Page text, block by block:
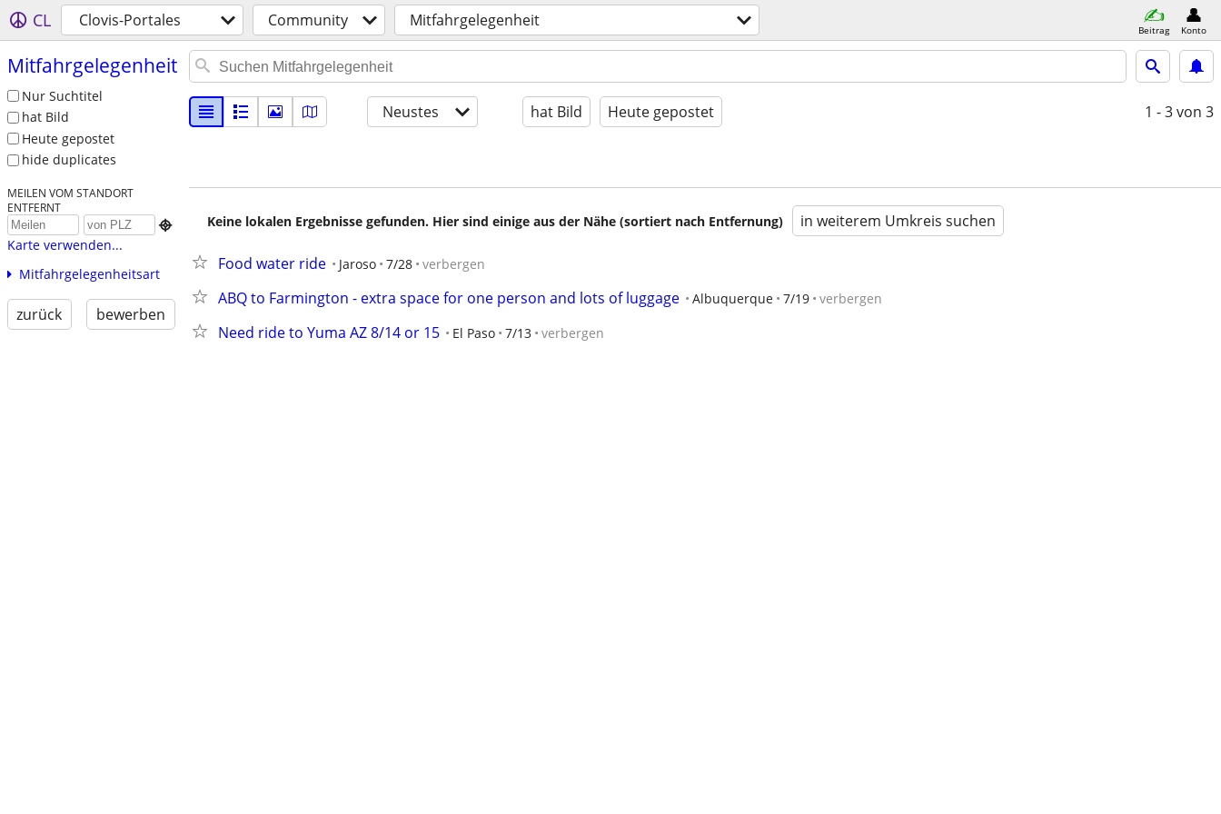
CL Clovis-Portales Community Mitfahrgelegenheit Beitrag Konto
Mitfahrgelegenheit
Nur Suchtitel
hat Bild
Heute gepostet
hide duplicates
MEILEN VOM STANDORT
ENTFERNT

Karte verwenden...
Mitfahrgelegenheitsart
zurück bewerben
Neustes hat Bild Heute gepostet 1 - 3von 3
Keine lokalen Ergebnisse gefunden. Hier sind einige aus der Nähe (sortiert nach Entfernung) in weiterem Umkreis suchen
Food water ride Jaroso 7/28 verbergen
ABQ to Farmington - extra space for one person and lots of luggage Albuquerque 7/19 verbergen
Need ride to Yuma AZ 8/14 or 15 El Paso 7/13 verbergen